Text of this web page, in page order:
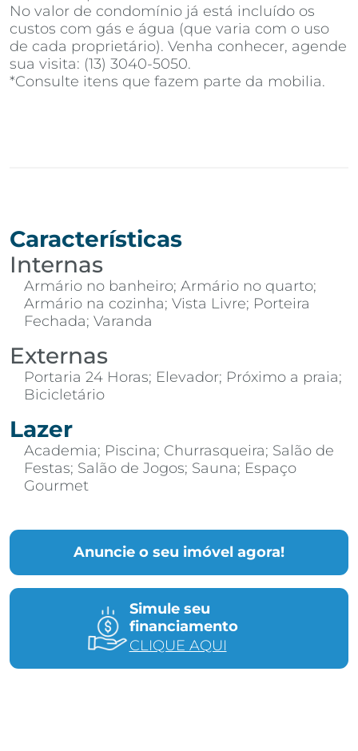
No valor de condomínio já está incluído os
custos com gás e água (que varia com o uso
de cada proprietário). Venha conhecer, agende
sua visita: (13) 3040-5050.
*Consulte itens que fazem parte da mobilia.
Anuncie o seu imóvel agora!
Simule seu
financiamento
CLIQUE AQUI
Características
Internas
Armário no banheiro; Armário no quarto;
Armário na cozinha; Vista Livre; Porteira
Fechada; Varanda
Externas
Portaria 24 Horas; Elevador; Próximo a praia;
Bicicletário
Lazer
Academia; Piscina; Churrasqueira; Salão de
Festas; Salão de Jogos; Sauna; Espaço
Gourmet